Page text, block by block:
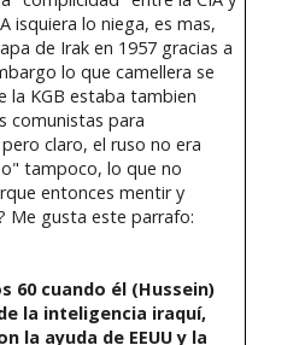
isquiera lo niega, es mas,
de Irak en 1957 gracias a
lo que camellera se
la KGB estaba tambien
comunistas para
claro, el ruso no era
tampoco, lo que no
entonces mentir y
Me gusta este parrafo:
60 cuando él (Hussein)
la inteligencia iraquí,
la ayuda de EEUU y la